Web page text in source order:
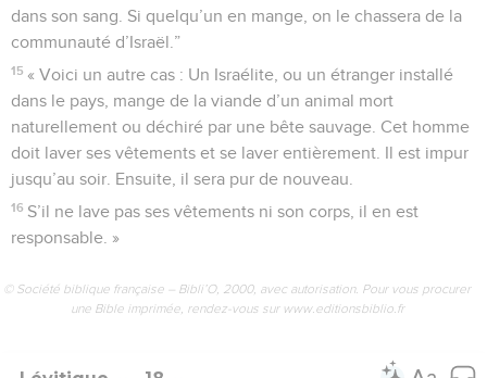
dans son sang. Si quelqu’un en mange, on le chassera de la
communauté d’Israël.”
15 « Voici un autre cas : Un Israélite, ou un étranger installé
dans le pays, mange de la viande d’un animal mort
naturellement ou déchiré par une bête sauvage. Cet homme
doit laver ses vêtements et se laver entièrement. Il est impur
jusqu’au soir. Ensuite, il sera pur de nouveau.
16 S’il ne lave pas ses vêtements ni son corps, il en est
responsable. »
© Société biblique française – Bibli’O, 2000, avec autorisation. Pour vous procurer
une Bible imprimée, rendez-vous sur www.editionsbiblio.fr